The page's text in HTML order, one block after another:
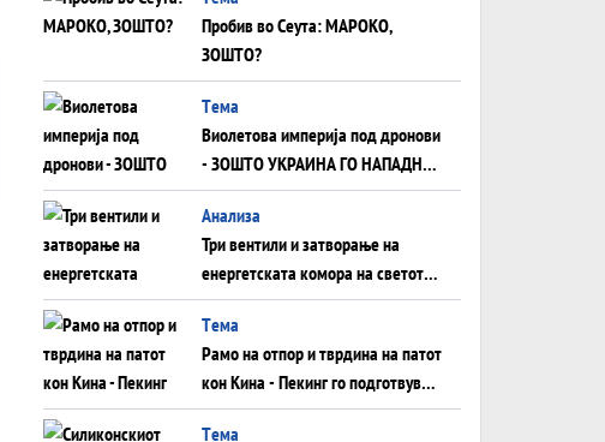
Пробив во Сеута: МАРОКО,
ЗОШТО?
Tема
Виолетова империја под дронови
- ЗОШТО УКРАИНА ГО НАПАДНА
РУСКИОТ WILDBERRIES
Aнализа
Три вентили и затворање на
енергетската комора на светот:
Нападот во Суец најавува
глобален енергетски инфаркт?
Tема
Рамо на отпор и тврдина на патот
кон Кина - Пекинг го подготвува
Иран за американска копнена
Tема